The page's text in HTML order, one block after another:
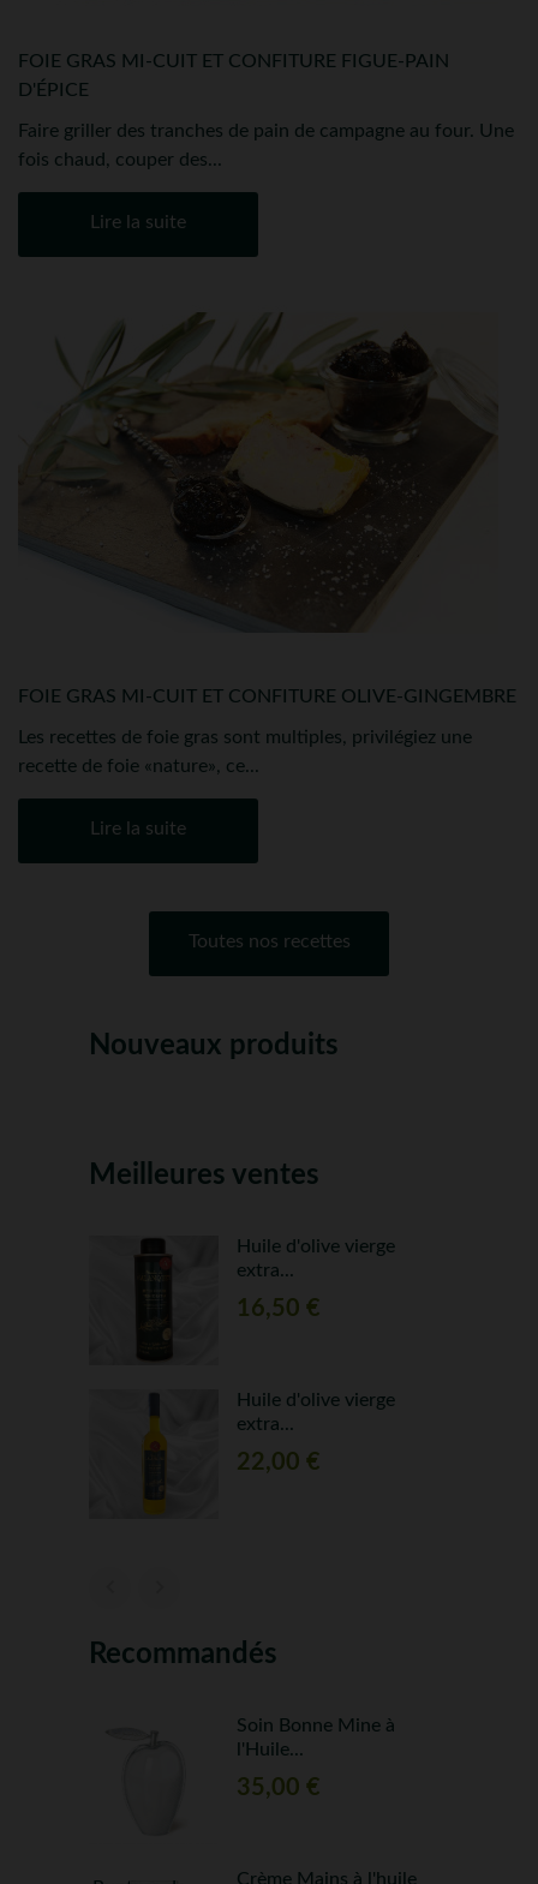
FOIE GRAS MI-CUIT ET CONFITURE FIGUE-PAIN
D'ÉPICE
Faire griller des tranches de pain de campagne au four. Une
fois chaud, couper des...
Lire la suite
FOIE GRAS MI-CUIT ET CONFITURE OLIVE-GINGEMBRE
Les recettes de foie gras sont multiples, privilégiez une
recette de foie «nature», ce...
Lire la suite
Toutes nos recettes
Nouveaux produits
Meilleures ventes
Huile d'olive vierge
extra...
16,50 €
Huile d'olive vierge
extra...
22,00 €
Recommandés
Soin Bonne Mine à
l'Huile...
35,00 €
Crème Mains à l'huile